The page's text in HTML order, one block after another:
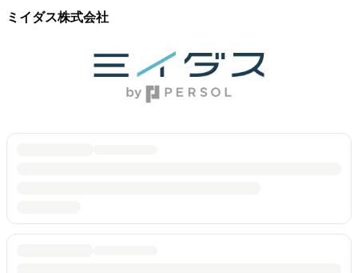
ミイダス株式会社